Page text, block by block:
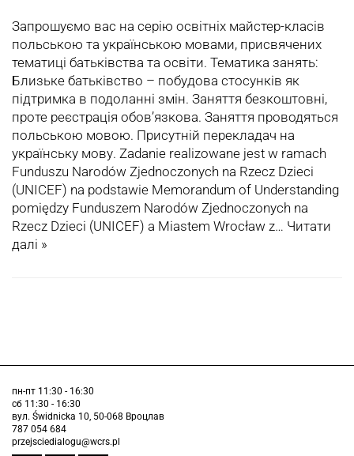
Запрошуємо вас на серію освітніх майстер-класів
польською та українською мовами, присвячених
тематиці батьківства та освіти. Тематика занять:
Близьке батьківство – побудова стосунків як
підтримка в подоланні змін. Заняття безкоштовні,
проте реєстрація обов’язкова. Заняття проводяться
польською мовою. Присутній перекладач на
українську мову. Zadanie realizowane jest w ramach
Funduszu Narodów Zjednoczonych na Rzecz Dzieci
(UNICEF) na podstawie Memorandum of Understanding
pomiędzy Funduszem Narodów Zjednoczonych na
Rzecz Dzieci (UNICEF) a Miastem Wrocław z… Читати
далі »
пн-пт 11:30 - 16:30
сб 11:30 - 16:30
вул. Świdnicka 10, 50-068 Вроцлав
787 054 684
przejsciedialogu@wcrs.pl